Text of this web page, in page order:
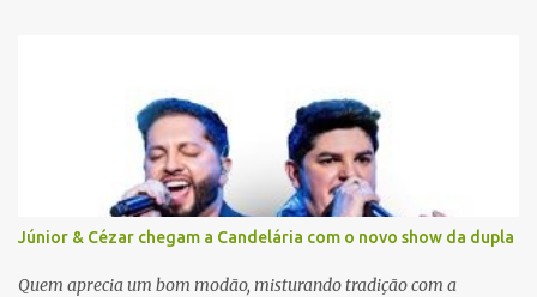
Júnior & Cézar chegam a Candelária com o novo show da dupla
Quem aprecia um bom modão, misturando tradição com a